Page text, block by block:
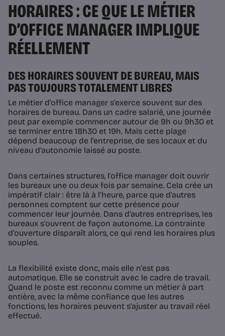
HORAIRES : CE QUE LE MÉTIER
D’OFFICE MANAGER IMPLIQUE
RÉELLEMENT
DES HORAIRES SOUVENT DE BUREAU, MAIS
PAS TOUJOURS TOTALEMENT LIBRES
Le métier d’office manager s’exerce souvent sur des
horaires de bureau. Dans un cadre salarié, une journée
peut par exemple commencer autour de 9h ou 9h30 et
se terminer entre 18h30 et 19h. Mais cette plage
dépend beaucoup de l’entreprise, de ses locaux et du
niveau d’autonomie laissé au poste.
Dans certaines structures, l’office manager doit ouvrir
les bureaux une ou deux fois par semaine. Cela crée un
impératif clair : être là à l’heure, parce que d’autres
personnes comptent sur cette présence pour
commencer leur journée. Dans d’autres entreprises, les
bureaux s’ouvrent de façon autonome. La contrainte
d’ouverture disparaît alors, ce qui rend les horaires plus
souples.
La flexibilité existe donc, mais elle n’est pas
automatique. Elle se construit avec le cadre de travail.
Quand le poste est reconnu comme un métier à part
entière, avec la même confiance que les autres
fonctions, les horaires peuvent s’ajuster au travail réel
effectué.